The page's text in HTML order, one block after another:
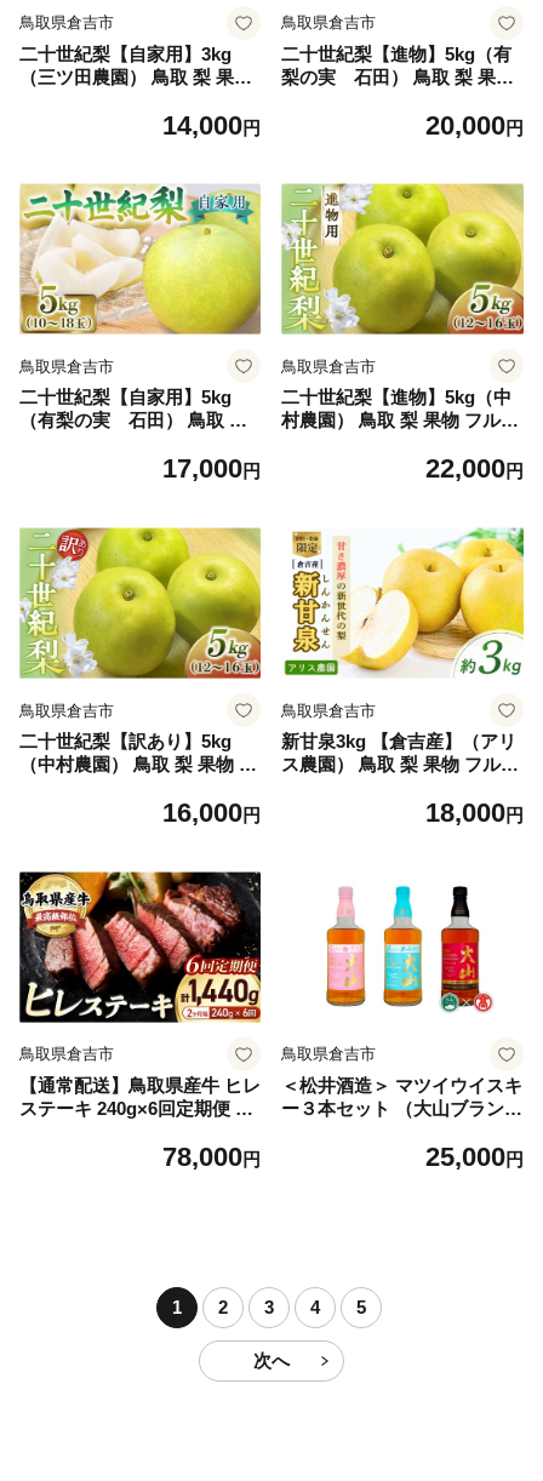
鳥取県倉吉市
二十世紀梨【自家用】3kg
（三ツ田農園） 鳥取 梨 果物
世紀梨 人気 甘い 家庭用
14,000円
鳥取県倉吉市
二十世紀梨【進物】5kg（有
梨の実 石田） 鳥取 梨 果物
世紀梨 人気 甘い 進物 贈答用
20,000円
鳥取県倉吉市
二十世紀梨【自家用】5kg
（有梨の実 石田） 鳥取 梨
梨 20世紀梨 人気 甘い 進物
17,000円
鳥取県倉吉市
二十世紀梨【進物】5kg（中
村農園） 鳥取 梨 果物 フルー
人気 甘い 進物 贈答用22,000円
鳥取県倉吉市
二十世紀梨【訳あり】5kg
（中村農園） 鳥取 梨 果物 フ
紀梨 人気 甘い 自家用16,000円
鳥取県倉吉市
新甘泉3kg 【倉吉産】（アリ
ス農園） 鳥取 梨 果物 フルー
め合わせ 新甘泉 しんかんせ
18,000円
鳥取県倉吉市
【通常配送】鳥取県産牛 ヒレ
ステーキ 240g×6回定期便 <
ステーキ 冷凍 定期便 肉 おす
78,000円
鳥取県倉吉市
＜松井酒造＞ マツイウイスキ
ー３本セット （大山ブランド
ー ハイボール モルト グレー
25,000円
1 2 3 4 5
次へ